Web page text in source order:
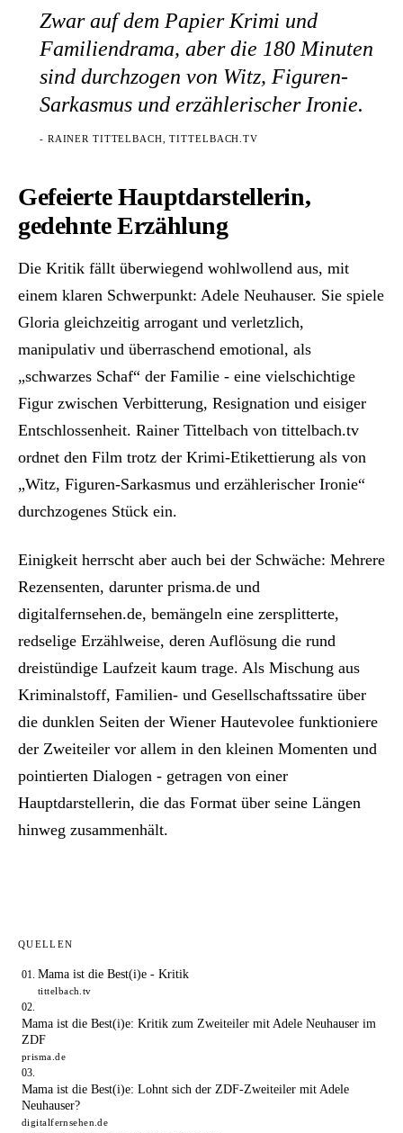
Zwar auf dem Papier Krimi und
Familiendrama, aber die 180 Minuten
sind durchzogen von Witz, Figuren-
Sarkasmus und erzählerischer Ironie.
- RAINER TITTELBACH, TITTELBACH.TV
Gefeierte Hauptdarstellerin,
gedehnte Erzählung
Die Kritik fällt überwiegend wohlwollend aus, mit
einem klaren Schwerpunkt: Adele Neuhauser. Sie spiele
Gloria gleichzeitig arrogant und verletzlich,
manipulativ und überraschend emotional, als
„schwarzes Schaf“ der Familie - eine vielschichtige
Figur zwischen Verbitterung, Resignation und eisiger
Entschlossenheit. Rainer Tittelbach von tittelbach.tv
ordnet den Film trotz der Krimi-Etikettierung als von
„Witz, Figuren-Sarkasmus und erzählerischer Ironie“
durchzogenes Stück ein.
Einigkeit herrscht aber auch bei der Schwäche: Mehrere
Rezensenten, darunter prisma.de und
digitalfernsehen.de, bemängeln eine zersplitterte,
redselige Erzählweise, deren Auflösung die rund
dreistündige Laufzeit kaum trage. Als Mischung aus
Kriminalstoff, Familien- und Gesellschaftssatire über
die dunklen Seiten der Wiener Hautevolee funktioniere
der Zweiteiler vor allem in den kleinen Momenten und
pointierten Dialogen - getragen von einer
Hauptdarstellerin, die das Format über seine Längen
hinweg zusammenhält.
QUELLEN
Mama ist die Best(i)e - Kritik
tittelbach.tv
Mama ist die Best(i)e: Kritik zum Zweiteiler mit Adele Neuhauser im
ZDF
prisma.de
Mama ist die Best(i)e: Lohnt sich der ZDF-Zweiteiler mit Adele
Neuhauser?
digitalfernsehen.de